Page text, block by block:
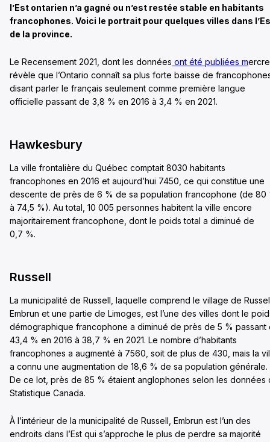
l’Est ontarien n’a gagné ou n’est restée stable en habitants
francophones. Voici le portrait pour quelques villes dans
de la province.
Le Recensement 2021, dont les données ont été publiées m
révèle que l’Ontario connaît sa plus forte baisse de
disant parler le français seulement comme première langue
officielle passant de 3,8 % en 2016 à 3,4 % en 2021.
Hawkesbury
La ville frontalière du Québec comptait 8030 habitants
francophones en 2016 et aujourd’hui 7450, ce qui constitue une
descente de près de 6 % de sa population francophone (de 80
à 74,5 %). Au total, 10 005 personnes habitent la ville encore
majoritairement francophone, dont le poids total a diminué de
0,7 %.
Russell
La municipalité de Russell, laquelle comprend le village de
Embrun et une partie de Limoges, est l’une des villes dont le
démographique francophone a diminué de près de 5 % passant
43,4 % en 2016 à 38,7 % en 2021. Le nombre d’habitants
francophones a augmenté à 7560, soit de plus de 430, mais la
a connu une augmentation de 18,6 % de sa population générale.
De ce lot, près de 85 % étaient anglophones selon les données
Statistique Canada.
À l’intérieur de la municipalité de Russell, Embrun est l’un des
endroits dans l’Est qui s’approche le plus de perdre sa majorité